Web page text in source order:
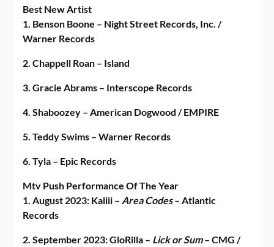
Best New Artist
1. Benson Boone – Night Street Records, Inc. /
Warner Records
2. Chappell Roan – Island
3. Gracie Abrams – Interscope Records
4. Shaboozey – American Dogwood / EMPIRE
5. Teddy Swims – Warner Records
6. Tyla – Epic Records
Mtv Push Performance Of The Year
1. August 2023: Kaliii – Area Codes– Atlantic
Records
2. September 2023: GloRilla – Lick or Sum– CMG /